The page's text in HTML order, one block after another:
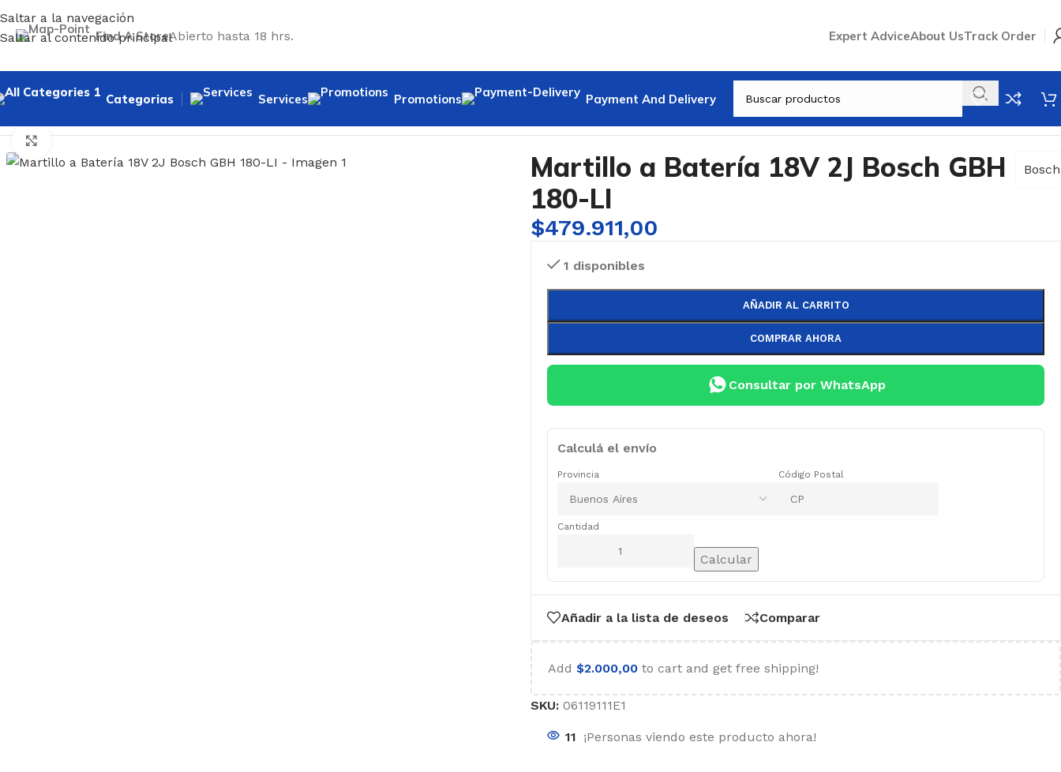
Saltar a la navegación
Saltar al contenido principal
Find A StoreAbierto hasta 18 hrs. Expert AdviceAbout UsTrack Order
Categorias Services Promotions
Payment And Delivery
Martillo a Batería 18V 2J Bosch GBH
180-LI
Bosch
$479.911,00
1 disponibles
AÑADIR AL CARRITO
COMPRAR AHORA
Consultar por WhatsApp
Calculá el envío
Provincia Código Postal
Cantidad
Calcular
Añadir a la lista de deseos Comparar
Add $2.000,00 to cart and get free shipping!
SKU: 06119111E1
11 ¡Personas viendo este producto ahora!